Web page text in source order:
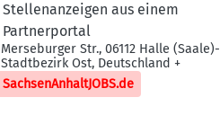
Stellenanzeigen aus einem
Partnerportal
Merseburger Str., 06112 Halle (Saale)-
Stadtbezirk Ost, Deutschland +
SachsenAnhaltJOBS.de